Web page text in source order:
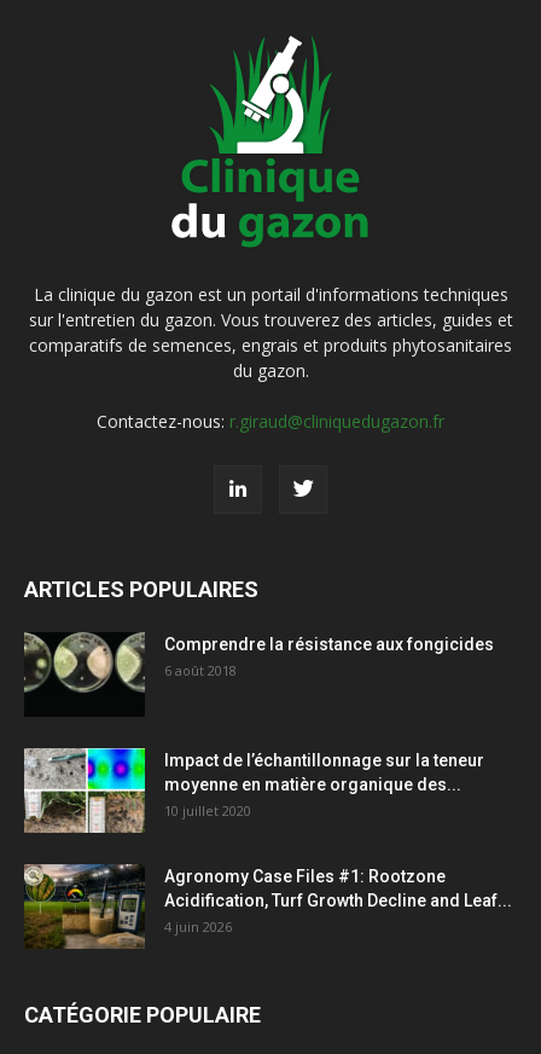
La clinique du gazon est un portail d'informations techniques
sur l'entretien du gazon. Vous trouverez des articles, guides et
comparatifs de semences, engrais et produits phytosanitaires
du gazon.
Contactez-nous: r.giraud@cliniquedugazon.fr
ARTICLES POPULAIRES
Comprendre la résistance aux fongicides
6 août 2018
Impact de l’échantillonnage sur la teneur
moyenne en matière organique des...
10 juillet 2020
Agronomy Case Files #1: Rootzone
Acidification, Turf Growth Decline and Leaf...
4 juin 2026
CATÉGORIE POPULAIRE